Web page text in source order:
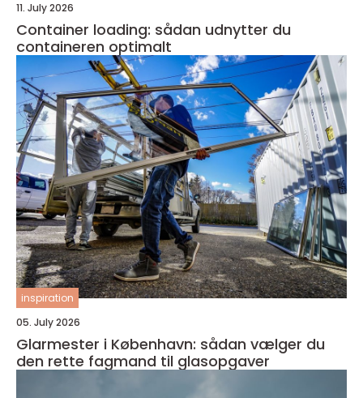
11. July 2026
Container loading: sådan udnytter du
containeren optimalt
inspiration
05. July 2026
Glarmester i København: sådan vælger du
den rette fagmand til glasopgaver